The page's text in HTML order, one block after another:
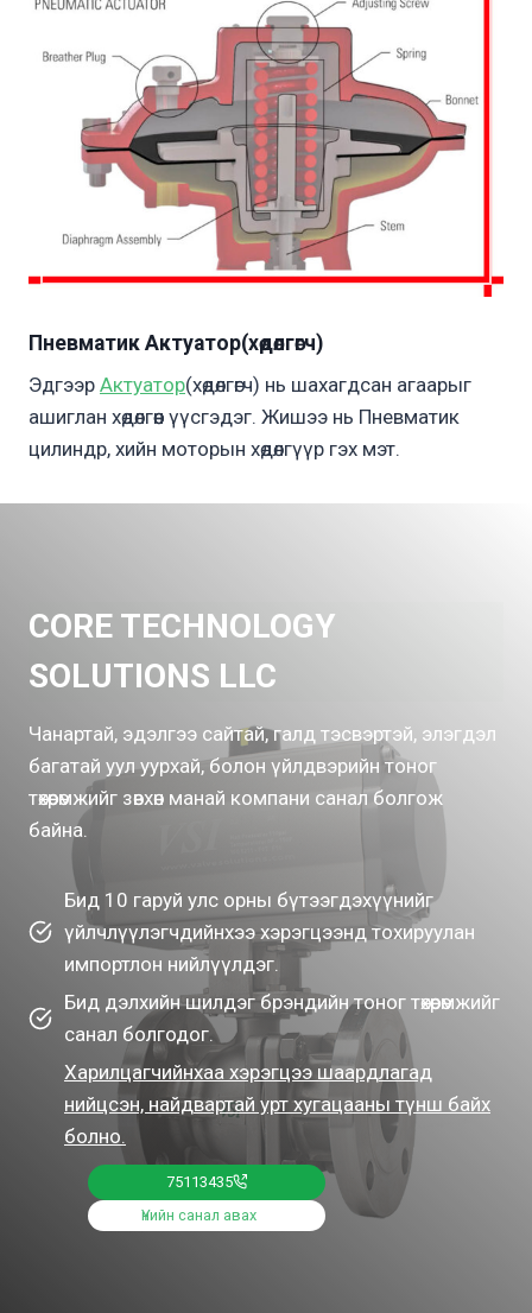
Пневматик Актуатор(хөдөлгөгч)
Эдгээр Актуатор(хөдөлгөгч) нь шахагдсан агаарыг
ашиглан хөдөлгөөн үүсгэдэг. Жишээ нь Пневматик
цилиндр, хийн моторын хөдөлгүүр гэх мэт.
CORE TECHNOLOGY
SOLUTIONS LLC
Чанартай, эдэлгээ сайтай, галд тэсвэртэй, элэгдэл
багатай уул уурхай, болон үйлдвэрийн тоног
төхөөрөмжийг зөвхөн манай компани санал болгож
байна.
Бид 10 гаруй улс орны бүтээгдэхүүнийг
үйлчлүүлэгчдийнхээ хэрэгцээнд тохируулан
импортлон нийлүүлдэг.
Бид дэлхийн шилдэг брэндийн тоног төхөөрөмжийг
санал болгодог.
Харилцагчийнхаа хэрэгцээ шаардлагад
нийцсэн, найдвартай урт хугацааны түнш байх
болно.
75113435
Үнийн санал авах